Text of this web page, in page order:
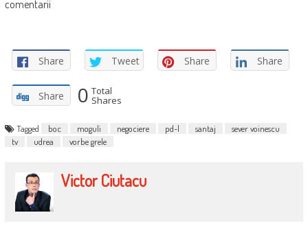
comentarii
Share Tweet Share Share
Share 0 Total
Shares
Tagged boc moguli negociere pd-l santaj
sever voinescu
tv
udrea vorbe grele
Victor Ciutacu